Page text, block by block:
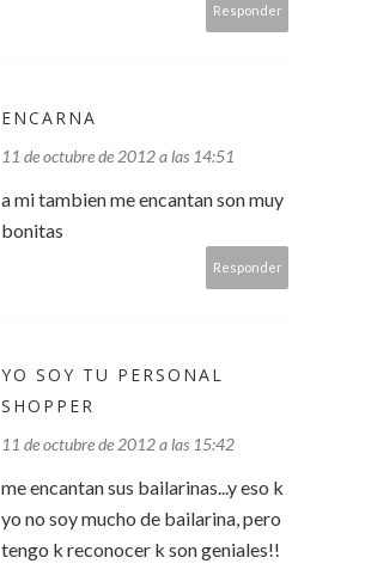
Responder
ENCARNA
11 de octubre de 2012 a las 14:51
a mi tambien me encantan son muy
bonitas
Responder
YO SOY TU PERSONAL
SHOPPER
11 de octubre de 2012 a las 15:42
me encantan sus bailarinas...y eso k
yo no soy mucho de bailarina, pero
tengo k reconocer k son geniales!!